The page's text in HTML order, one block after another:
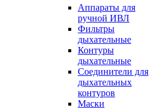
Аппараты для
ручной ИВЛ
Фильтры
дыхательные
Контуры
дыхательные
Соединители для
дыхательных
контуров
Маски